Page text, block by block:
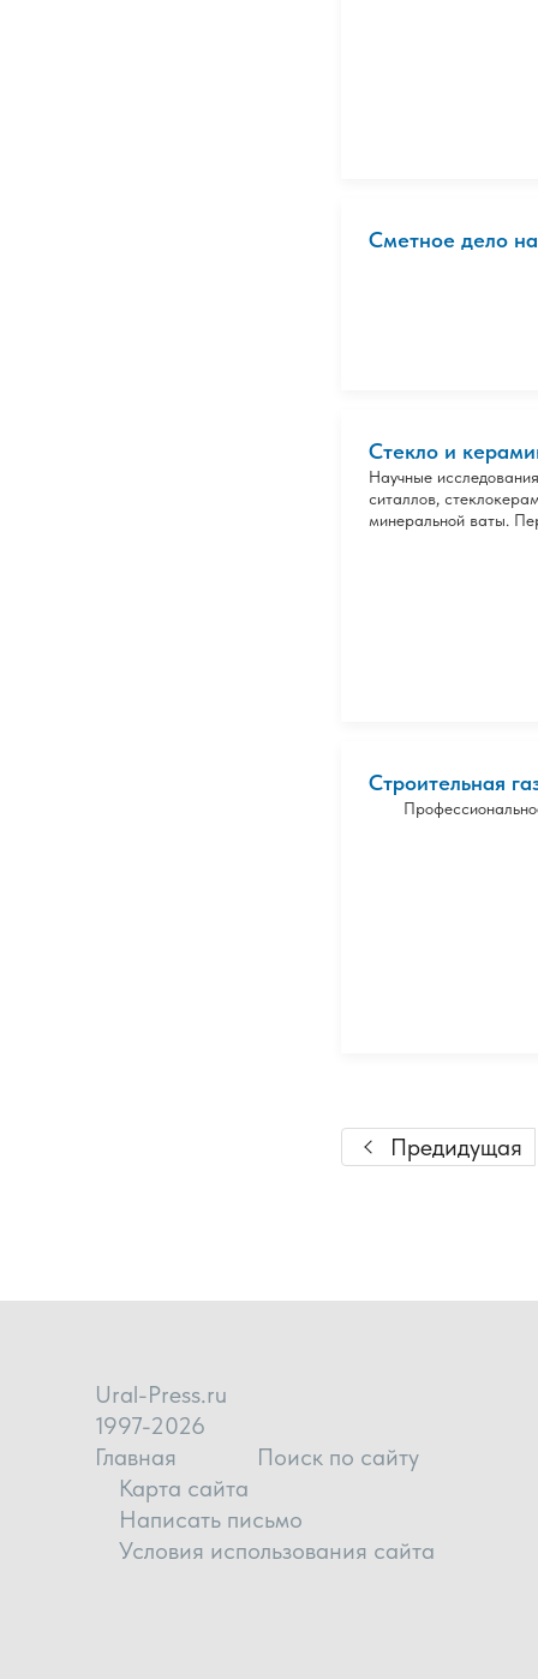
Сметное дело
Стекло и
Научные
ситаллов,
минеральной ваты.
Строительная
Предидущая
Ural-Press.ru
1997-2026
Главная
Поиск по сайту
Карта сайта
Написать письмо
Условия использования сайта